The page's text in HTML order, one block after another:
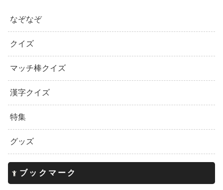
なぞなぞ
クイズ
マッチ棒クイズ
漢字クイズ
特集
グッズ
ブックマーク